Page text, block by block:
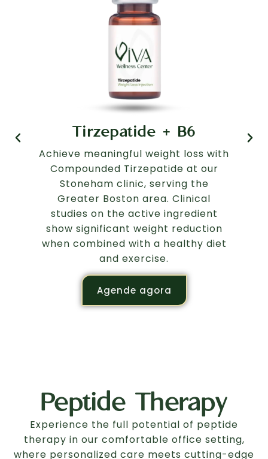
Tirzepatide + B6
Achieve meaningful weight loss with
Compounded Tirzepatide at our
Stoneham clinic, serving the
Greater Boston area. Clinical
studies on the active ingredient
show significant weight reduction
when combined with a healthy diet
and exercise.
Agende agora
Peptide Therapy
Experience the full potential of peptide
therapy in our comfortable office setting,
where personalized care meets cutting-edge